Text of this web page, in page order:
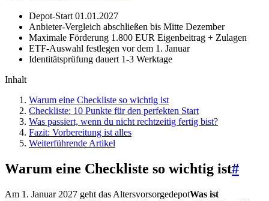
Depot-Start 01.01.2027
Anbieter-Vergleich abschließen bis Mitte Dezember
Maximale Förderung 1.800 EUR Eigenbeitrag + Zulagen
ETF-Auswahl festlegen vor dem 1. Januar
Identitätsprüfung dauert 1-3 Werktage
Inhalt
Warum eine Checkliste so wichtig ist
Checkliste: 10 Punkte für den perfekten Start
Was passiert, wenn du nicht rechtzeitig fertig bist?
Fazit: Vorbereitung ist alles
Weiterführende Artikel
Warum eine Checkliste so wichtig ist#
Am 1. Januar 2027 geht das AltersvorsorgedepotWas ist